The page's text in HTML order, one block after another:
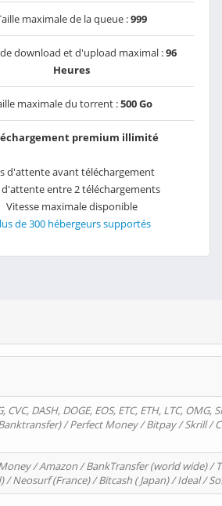
maximale de la queue :999
download et d'upload maximal :96
Heures
maximale du torrent :500 Go
premium illimité
d'attente avant téléchargement
d'attente entre 2 téléchargements
Vitesse maximale disponible
de 300 hébergeurs supportés
DASH, DOGE, EOS, ETC, ETH, LTC, OMG,
/ Perfect Money / Bitpay / Skrill /
/ Amazon / BankTransfer (world wide) /
Neosurf (France) / Bitcash ( Japan) / Ideal /